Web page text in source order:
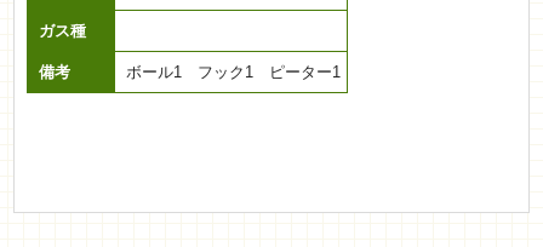
ガス種
備考 ボール1 フック1 ピーター1